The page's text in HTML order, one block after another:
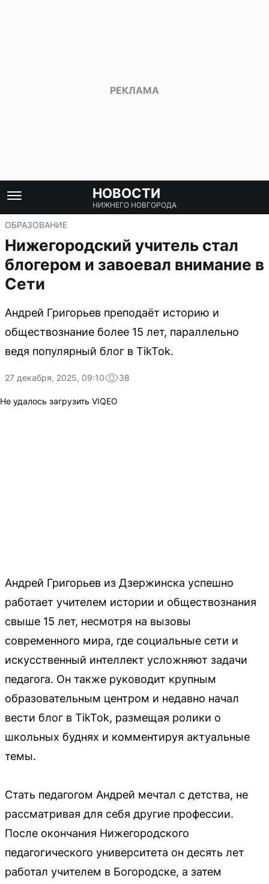
НОВОСТИ
НИЖНЕГО НОВГОРОДА
ОБРАЗОВАНИЕ
Нижегородский учитель стал
блогером и завоевал внимание в
Сети
Андрей Григорьев преподаёт историю и
обществознание более 15 лет, параллельно
ведя популярный блог в TikTok.
27 декабря, 2025, 09:10 38
Не удалось загрузить VIQEO
Андрей Григорьев из Дзержинска успешно
работает учителем истории и обществознания
свыше 15 лет, несмотря на вызовы
современного мира, где социальные сети и
искусственный интеллект усложняют задачи
педагога. Он также руководит крупным
образовательным центром и недавно начал
вести блог в TikTok, размещая ролики о
школьных буднях и комментируя актуальные
темы.
Стать педагогом Андрей мечтал с детства, не
рассматривая для себя другие профессии.
После окончания Нижегородского
педагогического университета он десять лет
работал учителем в Богородске, а затем